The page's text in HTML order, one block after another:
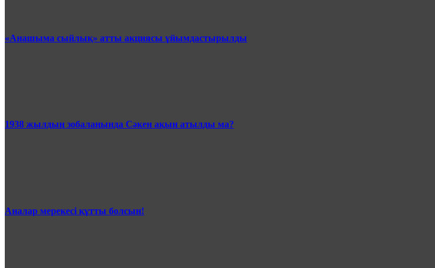
«Анашыма сыйлық» атты акциясы ұйымдастырылды
1938 жылдың зобалаңында Сәкен ақын атылды ма?
Аналар мерекесі құтты болсын!